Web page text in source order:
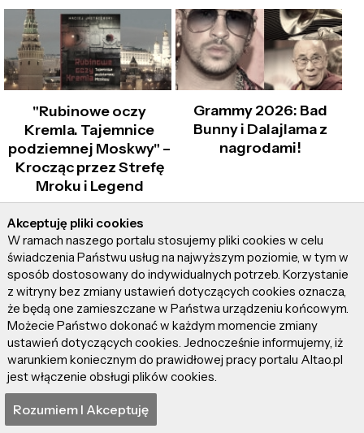
"Rubinowe oczy
Kremla. Tajemnice
podziemnej Moskwy" –
Krocząc przez Strefę
Mroku i Legend
Grammy 2026: Bad
Bunny i Dalajlama z
nagrodami!
Zagadka gwiezdnych
szybów Wielkiej
Piramidy w Gizie –
część 2
Wywiad z Oscarem
Jensenem –
uzdolnionym wokalistą
i finalistą programu
Akceptuję pliki cookies
W ramach naszego portalu stosujemy pliki cookies w celu
świadczenia Państwu usług na najwyższym poziomie, w tym w
sposób dostosowany do indywidualnych potrzeb. Korzystanie
z witryny bez zmiany ustawień dotyczących cookies oznacza,
że będą one zamieszczane w Państwa urządzeniu końcowym.
Możecie Państwo dokonać w każdym momencie zmiany
ustawień dotyczących cookies. Jednocześnie informujemy, iż
warunkiem koniecznym do prawidłowej pracy portalu Altao.pl
jest włączenie obsługi plików cookies.
Rozumiem I Akceptuję